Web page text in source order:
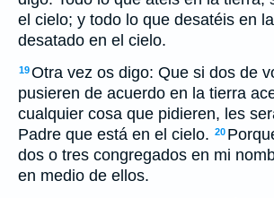
el cielo; y todo lo que desatéis en
desatado en el cielo.
19Otra vez os digo: Que si dos de
pusieren de acuerdo en la tierra
cualquier cosa que pidieren, les
Padre que está en el cielo. 20
dos o tres congregados en mi
en medio de ellos.